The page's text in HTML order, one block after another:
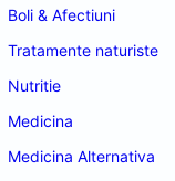
Boli & Afectiuni
Tratamente naturiste
Nutritie
Medicina
Medicina Alternativa